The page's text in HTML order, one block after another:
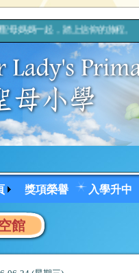
聖母媽媽一起，踏上信
獎項榮譽 入學升中
館